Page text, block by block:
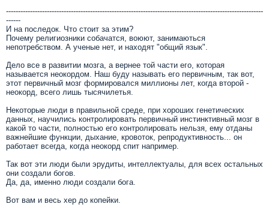
-----------------------------------------------------------------------------------------------------------
------
И на последок. Что стоит за этим?
Почему религиозники собачатся, воюют, занимаються
непотребством. А ученые нет, и находят "общий язык".
Дело все в развитии мозга, а вернее той части его, которая
называется неокордом. Наш буду называть его первичным, так вот,
этот первичный мозг формировался миллионы лет, когда второй -
неокорд, всего лишь тысячилетья.
Некоторые люди в правильной среде, при хороших генетических
данных, научились контролировать первичный инстинктивный мозг в
какой то части, полностью его контролировать нельзя, ему отданы
важнейшие функции, дыхание, кровоток, репродуктивность... он
работает всегда, когда неокорд спит например.
Так вот эти люди были эрудиты, интеллектуалы, для всех остальных
они создали богов.
Да, да, именно люди создали бога.
Вот вам и весь хер до копейки.